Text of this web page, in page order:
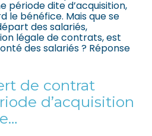
période dite d’acquisition,
le bénéfice. Mais que se
des salariés,
légale de contrats, est
des salariés ? Réponse
de contrat
d’acquisition